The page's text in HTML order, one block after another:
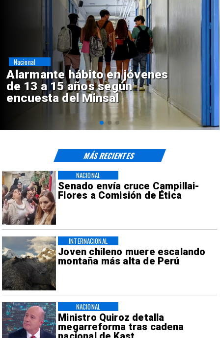
Aprueban creación del Parque
Sebastián Piñera con inversión
de $4 mil millones
Regiones
Senado envía cruce Campillai-
Flores a Comisión de Ética
NACIONAL
Joven chileno muere escalando
montaña más alta de Perú
INTERNACIONAL
Ministro Quiroz detalla
megarreforma tras cadena
NACIONAL
MÁS RECIENTES